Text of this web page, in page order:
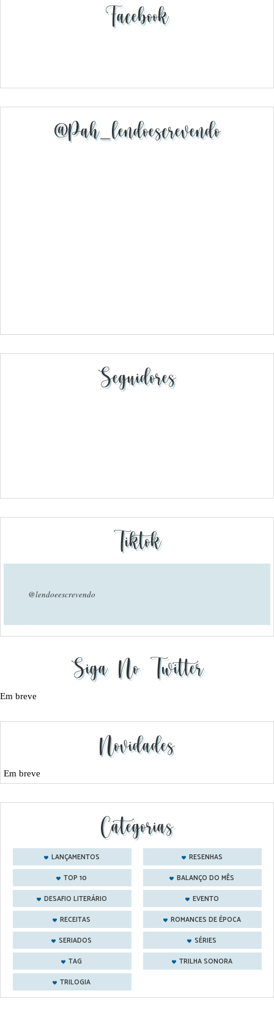
Facebook
@pah_lendoescrevendo
Seguidores
Tiktok
@lendoeescrevendo
Siga No Twitter
Em breve
Novidades
Em breve
Categorias
LANÇAMENTOS
RESENHAS
TOP 10
BALANÇO DO MÊS
DESAFIO LITERÁRIO
EVENTO
RECEITAS
ROMANCES DE ÉPOCA
SERIADOS
SÉRIES
TAG
TRILHA SONORA
TRILOGIA